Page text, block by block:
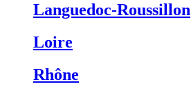
Languedoc-Roussillon
Loire
Rhône